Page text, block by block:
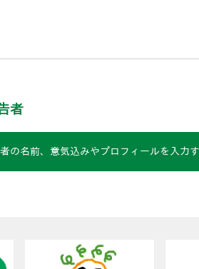
者
の名前、意気込みやプロフィールを入力